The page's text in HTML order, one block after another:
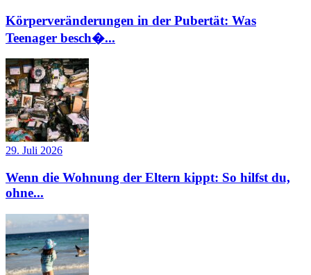
Körperveränderungen in der Pubertät: Was
Teenager besch�...
29. Juli 2026
Wenn die Wohnung der Eltern kippt: So hilfst du,
ohne...